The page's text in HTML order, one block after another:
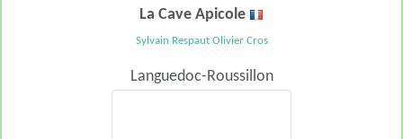
La Cave Apicole
Sylvain Respaut Olivier Cros
Languedoc-Roussillon